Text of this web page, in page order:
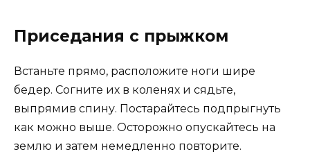
Приседания с прыжком
Встаньте прямо, расположите ноги шире
бедер. Согните их в коленях и сядьте,
выпрямив спину. Постарайтесь подпрыгнуть
как можно выше. Осторожно опускайтесь на
землю и затем немедленно повторите.